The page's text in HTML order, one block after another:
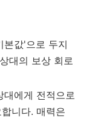
본값'으로 두지
대의 보상 회로
대에게 전적으로
니다. 매력은